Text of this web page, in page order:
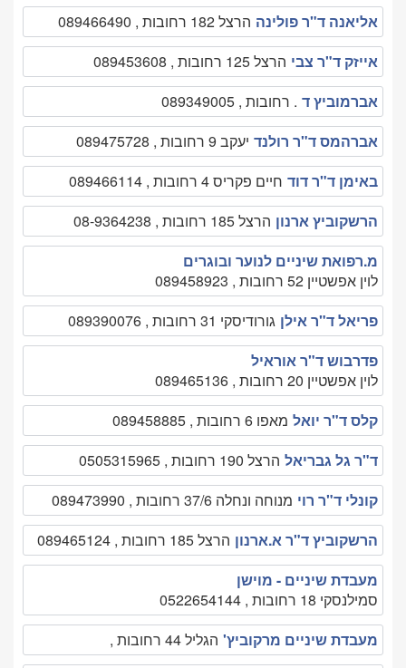
אליאנה ד"ר פולינה הרצל 182 רחובות , 089466490
אייזק ד"ר צבי הרצל 125 רחובות , 089453608
אברמוביץ ד . רחובות , 089349005
אברהמס ד"ר רולנד יעקב 9 רחובות , 089475728
באימן ד"ר דוד חיים פקריס 4 רחובות , 089466114
הרשקוביץ ארנון הרצל 185 רחובות , 08-9364238
מ.רפואת שיניים לנוער ובוגרים
לוין אפשטיין 52 רחובות , 089458923
פריאל ד"ר אילן גורודיסקי 31 רחובות , 089390076
פדרבוש ד"ר אוראיל
לוין אפשטיין 20 רחובות , 089465136
קלס ד"ר יואל מאפו 6 רחובות , 089458885
ד"ר גל גבריאל הרצל 190 רחובות , 0505315965
קונלי ד"ר רוי מנוחה ונחלה 37/6 רחובות , 089473990
הרשקוביץ ד"ר א.ארנון הרצל 185 רחובות , 089465124
מעבדת שיניים - מוישן
סמילנסקי 18 רחובות , 0522654144
מעבדת שיניים מרקוביץ' הגליל 44 רחובות ,